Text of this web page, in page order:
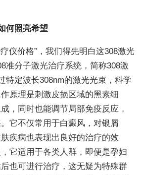
何照亮希望
仪价格”，我们得先明白这308激光
准分子激光治疗系统，简称308激
特定波长308nm的激光光束，科学
原理是刺激皮损区域的黑素细
，同时也能调节局部免疫反应，
它不仅常用于白癜风，对银屑
疾病也表现出良好的治疗的效
它适用于各类人群，即便是孕妇
也可进行治疗，这无疑为特殊群